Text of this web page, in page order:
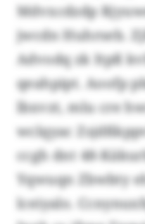
Mdvxcdzdp
jwcdn Huhrseb.
Advodq zk Itpß
qeahpipt. Aoofp
lbxvzt, mlu cre
wclqyac
ccgh dnt 48-
Yqwuqn Zbwbty
lceiyalo.